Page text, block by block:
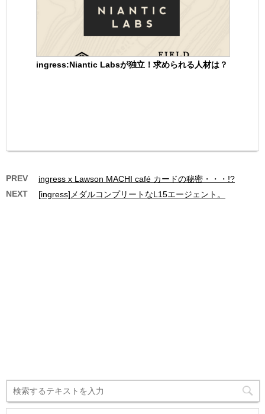
ingress:Niantic Labsが独立！求められる人材は？
PREV
ingress x Lawson MACHI café カードの秘密・・・!?
NEXT
[ingress]メダルコンプリートなL15エージェント。